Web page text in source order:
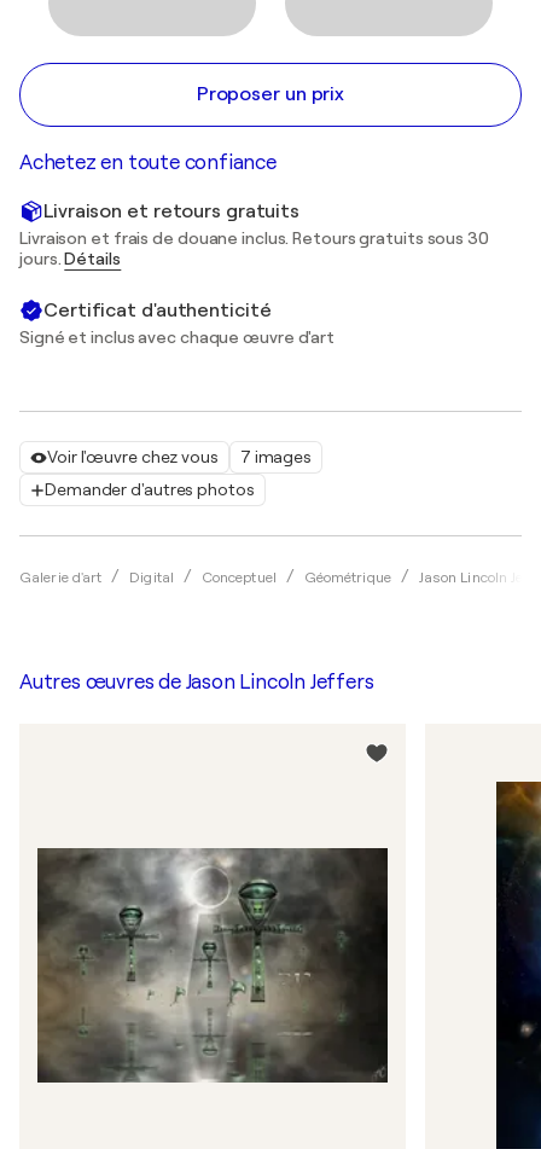
Voir l'œuvre chez vous
7 images
Demander d'autres photos
Galerie d'art Digital Conceptuel Géométrique Jason Lincoln
Proposer un prix
Achetez en toute confiance
Livraison et retours gratuits
Livraison et frais de douane inclus. Retours gratuits sous 30
jours.Détails
Certificat d'authenticité
Signé et inclus avec chaque œuvre d'art
Autres œuvres de Jason Lincoln Jeffers